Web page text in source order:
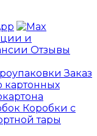
и
Отзывы
Заказ
картонных
Коробки с
тары